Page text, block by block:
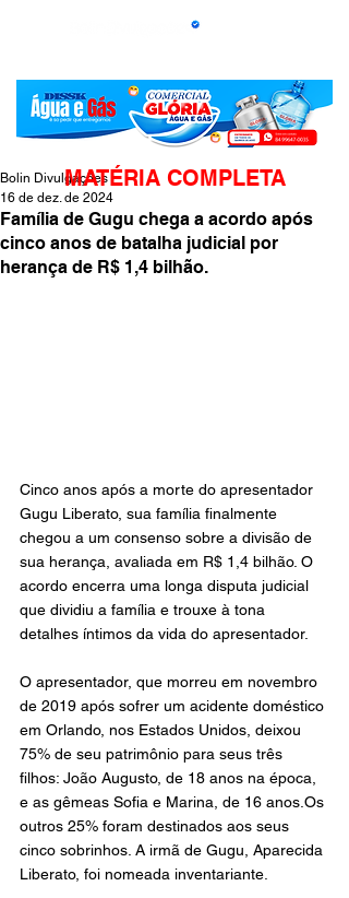
Família de Gugu chega a acordo após
cinco anos de batalha judicial por
herança de R$ 1,4 bilhão.
Bolin Divulgações
16 de dez. de 2024
Cinco anos após a morte do apresentador
Gugu Liberato, sua família finalmente
chegou a um consenso sobre a divisão de
sua herança, avaliada em R$ 1,4 bilhão. O
acordo encerra uma longa disputa judicial
que dividiu a família e trouxe à tona
detalhes íntimos da vida do apresentador.
O apresentador, que morreu em novembro
de 2019 após sofrer um acidente doméstico
em Orlando, nos Estados Unidos, deixou
75% de seu patrimônio para seus três
filhos: João Augusto, de 18 anos na época,
e as gêmeas Sofia e Marina, de 16 anos.Os
outros 25% foram destinados aos seus
cinco sobrinhos. A irmã de Gugu, Aparecida
Liberato, foi nomeada inventariante.
MATÉRIA COMPLETA